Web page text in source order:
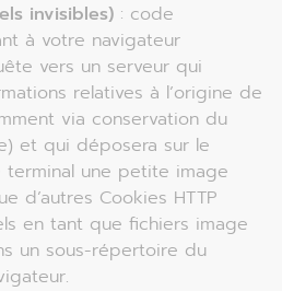
invisibles) : code
à votre navigateur
vers un serveur qui
relatives à l’origine de
via conservation du
et qui déposera sur le
une petite image
d’autres Cookies HTTP
en tant que fichiers image
un sous-répertoire du